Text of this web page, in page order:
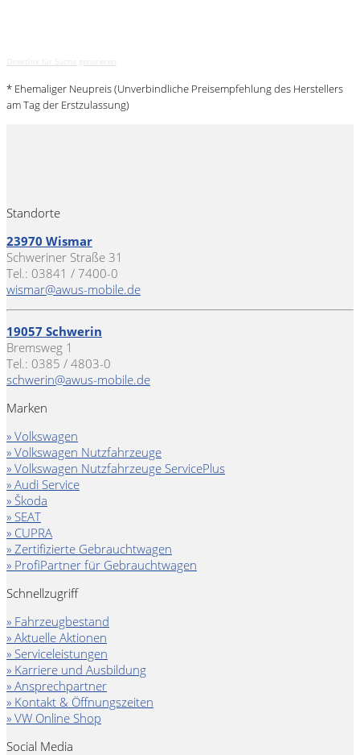
Direktlink für Suche generieren
* Ehemaliger Neupreis (Unverbindliche Preisempfehlung des Herstellers
am Tag der Erstzulassung)
Standorte
23970 Wismar
Schweriner Straße 31
Tel.: 03841 / 7400-0
wismar@awus-mobile.de
19057 Schwerin
Bremsweg 1
Tel.: 0385 / 4803-0
schwerin@awus-mobile.de
Marken
» Volkswagen
» Volkswagen Nutzfahrzeuge
» Volkswagen Nutzfahrzeuge ServicePlus
» Audi Service
» Škoda
» SEAT
» CUPRA
» Zertifizierte Gebrauchtwagen
» ProfiPartner für Gebrauchtwagen
Schnellzugriff
» Fahrzeugbestand
» Aktuelle Aktionen
» Serviceleistungen
» Karriere und Ausbildung
» Ansprechpartner
» Kontakt & Öffnungszeiten
» VW Online Shop
Social Media